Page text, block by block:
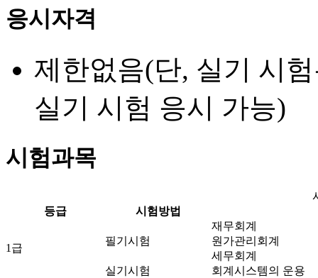
응시자격
제한없음(단, 실기 시
실기 시험 응시 가능)
시험과목
등급
시험방법
1급
필기시험
재무회계
원가관리회계
세무회계
실기시험
회계시스템의 운용